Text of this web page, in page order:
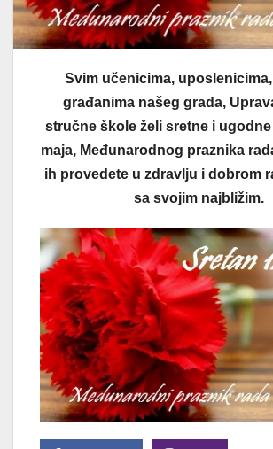
Svim učenicima,
građanima našeg grada,
stručne škole želi sretne i
maja, Međunarodnog praznika
ih provedete u zdravlju i dobrom
sa svojim najbližim.